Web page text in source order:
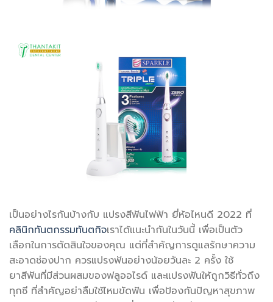
เป็นอย่างไรกันบ้างกับ แปรงสีฟันไฟฟ้า ยี่ห้อไหนดี 2022 ที่
คลินิกทันตกรรมทันตกิจเราได้แนะนำกันในวันนี้ เพื่อเป็นตัว
เลือกในการตัดสินใจของคุณ แต่ที่สำคัญการดูแลรักษาความ
สะอาดช่องปาก ควรแปรงฟันอย่างน้อยวันละ 2 ครั้ง ใช้
ยาสีฟันที่มีส่วนผสมของฟลูออไรด์ และแปรงฟันให้ถูกวิธีทั่วถึง
ทุกซี ที่สำคัญอย่าลืมใช้ไหมขัดฟัน เพื่อป้องกันปัญหาสุขภาพ